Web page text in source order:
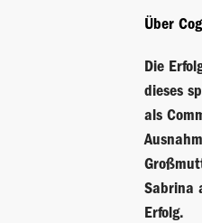
Über
Die
dieses
als
Sabrina
Erfolg.